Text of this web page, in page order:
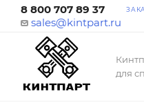
8 800 707 89 37
sales@kintpart.ru
для